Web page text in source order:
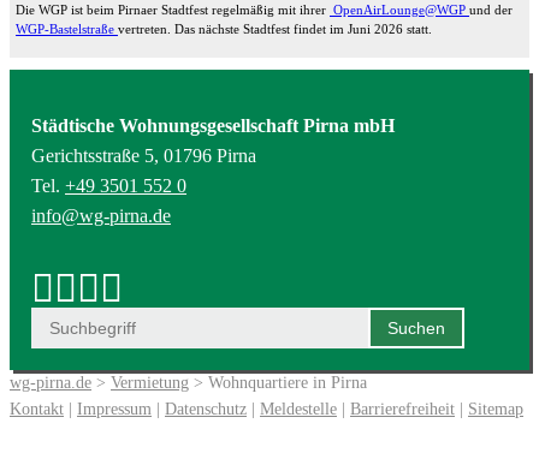
Die WGP ist beim Pirnaer Stadtfest regelmäßig mit ihrer OpenAirLounge@WGP und der
WGP-Bastelstraße vertreten. Das nächste Stadtfest findet im Juni 2026 statt.
Städtische Wohnungsgesellschaft Pirna mbH
Gerichtsstraße 5, 01796 Pirna
Tel. +49 3501 552 0
info@wg-pirna.de
wg-pirna.de > Vermietung > Wohnquartiere in Pirna
Kontakt | Impressum | Datenschutz | Meldestelle | Barrierefreiheit | Sitemap